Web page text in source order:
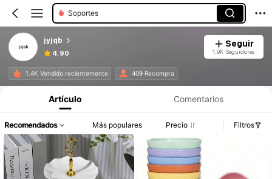
Soportes
jyjqb
4.90
Seguir
1.9K Seguidores
1.4K Vendido recientemente 409 Recompra
Artículo Comentarios
Recomendados Más populares Precio Filtros